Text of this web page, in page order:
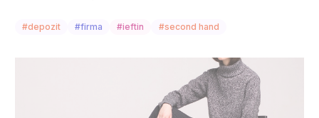
#depozit #firma #ieftin #second hand